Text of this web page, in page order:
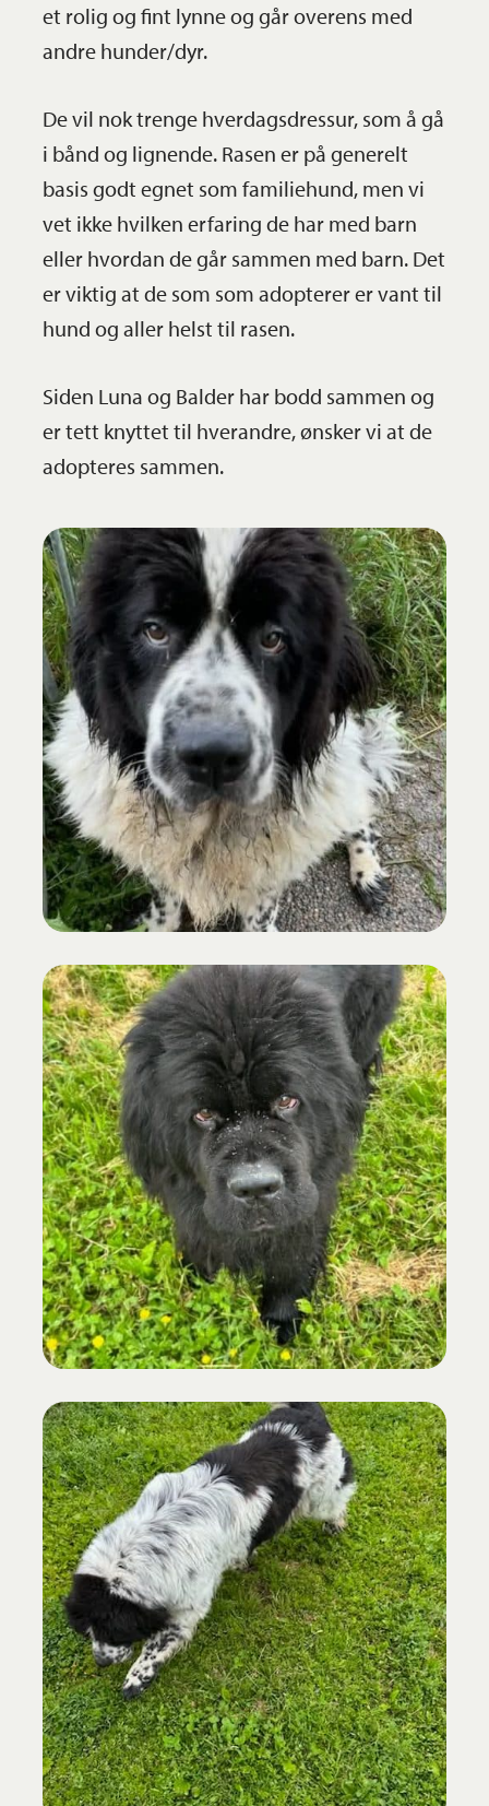
et rolig og fint lynne og går overens med
andre hunder/dyr.
De vil nok trenge hverdagsdressur, som å gå
i bånd og lignende. Rasen er på generelt
basis godt egnet som familiehund, men vi
vet ikke hvilken erfaring de har med barn
eller hvordan de går sammen med barn. Det
er viktig at de som som adopterer er vant til
hund og aller helst til rasen.
Siden Luna og Balder har bodd sammen og
er tett knyttet til hverandre, ønsker vi at de
adopteres sammen.